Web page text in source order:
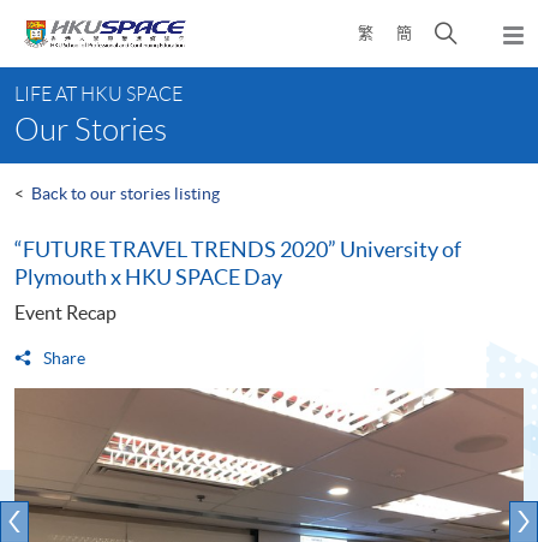
content
繁 簡
Open
search
content
start
LIFE AT HKU SPACE
Our Stories
< Back to our stories listing
“FUTURE TRAVEL TRENDS 2020” University of
Plymouth x HKU SPACE Day
Event Recap
Share